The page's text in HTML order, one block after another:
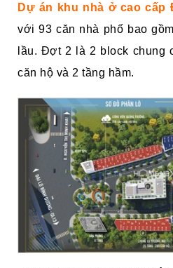
Dự án khu nhà ở cao cấp
với 93 căn nhà phố bao
lầu. Đợt 2 là 2 block chung
căn hộ và 2 tầng hầm.